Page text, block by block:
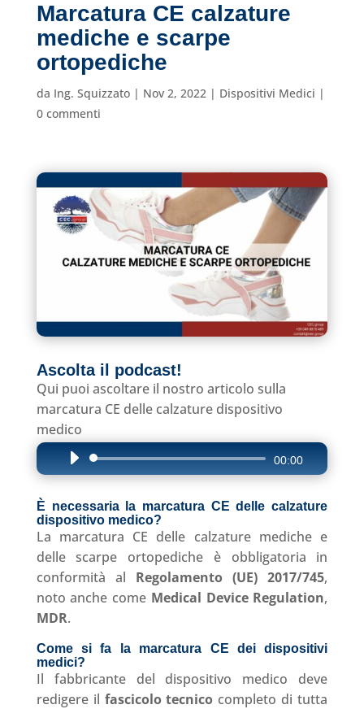
Marcatura CE calzature
mediche e scarpe
ortopediche
da Ing. Squizzato| Nov 2, 2022| Dispositivi Medici |
0 commenti
Ascolta il podcast!
Qui puoi ascoltare il nostro articolo sulla
marcatura CE delle calzature dispositivo
medico
Audio
Player
00:00
È necessaria la marcatura CE delle calzature
dispositivo medico?
La marcatura CE delle calzature mediche e
delle scarpe ortopediche è obbligatoria in
conformità al Regolamento (UE) 2017/745,
noto anche come Medical Device Regulation,
MDR.
Come si fa la marcatura CE dei dispositivi
medici?
Il fabbricante del dispositivo medico deve
redigere il fascicolo tecnico completo di tutta